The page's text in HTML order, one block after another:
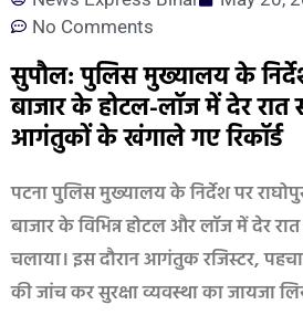
No Comments
सुपौल: पुलिस मुख्यालय के
बाजार के होटल-लॉज में देर
आगंतुकों के खंगाले गए रिकॉर्ड
पटना पुलिस मुख्यालय के निर्देश पर
बाजार के विभिन्न होटल और लॉज में देर
चलाया। इस दौरान आगंतुक रजिस्टर,
की जांच कर सुरक्षा व्यवस्था का जायजा